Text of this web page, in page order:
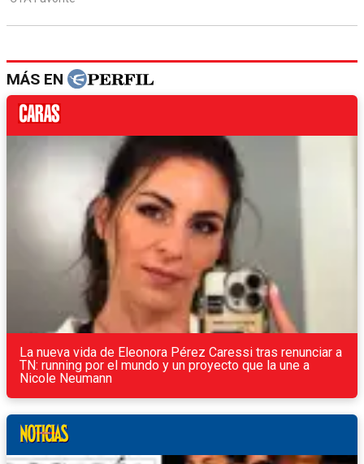
MÁS EN
La nueva vida de Eleonora Pérez Caressi tras renunciar a
TN: running por el mundo y un proyecto que la une a
Nicole Neumann